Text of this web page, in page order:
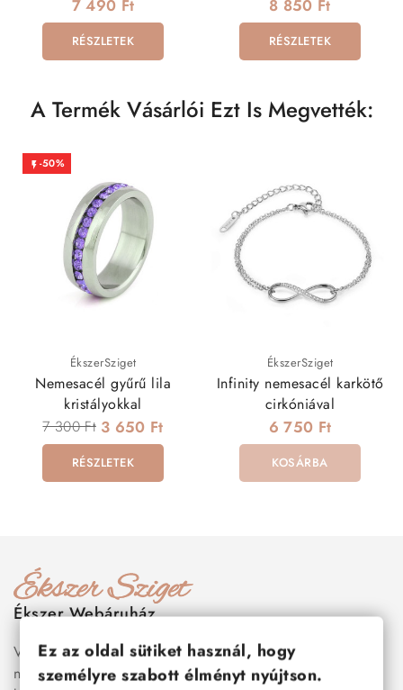
7 490 Ft
RÉSZLETEK
8 850 Ft
RÉSZLETEK
A Termék Vásárlói Ezt Is Megvették:
 -50%
ÉkszerSziget
Nemesacél gyűrű lila
kristályokkal
7 300 Ft 3 650 Ft
RÉSZLETEK
ÉkszerSziget
Infinity nemesacél karkötő
cirkóniával
6 750 Ft
KOSÁRBA
Ékszer Webáruház
Válogass több száz prémium minőségű, stílusos és tartós
nemesacél ékszer és orvosi fém ékszer közül, amelyek
Ez az oldal sütiket használ, hogy
személyre szabott élményt nyújtson.